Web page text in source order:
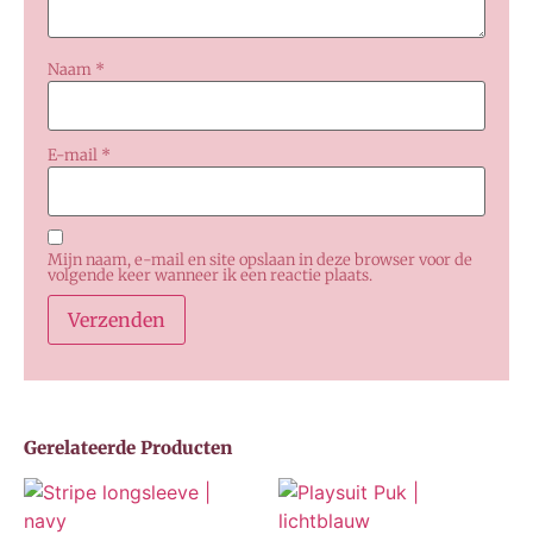
Gerelateerde Producten
Naam *
E-mail *
Mijn naam, e-mail en site opslaan in deze browser voor de
volgende keer wanneer ik een reactie plaats.